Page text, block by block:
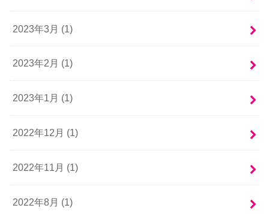
2023年3月 (1)
2023年2月 (1)
2023年1月 (1)
2022年12月 (1)
2022年11月 (1)
2022年8月 (1)